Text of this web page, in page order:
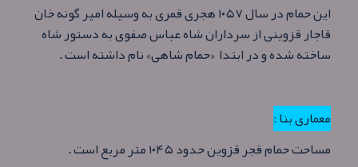
این حمام در سال ۱۰۵۷ هجری قمری به وسیله امیر گونه خان
قاجار قزوینی از سرداران شاه عباس صفوی به دستور شاه
ساخته شده و در ابتدا «حمام شاهی» نام داشته‌ است .
معماری بنا :
مساحت حمام قجر قزوین حدود ۱۰۴۵ متر مربع است .